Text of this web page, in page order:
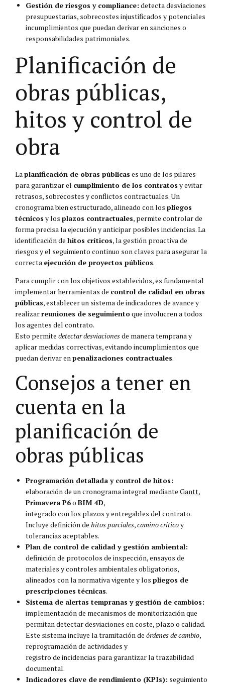
Gestión de riesgos y compliance: detecta desviaciones
presupuestarias, sobrecostes injustificados y potenciales
incumplimientos que puedan derivar en sanciones o
responsabilidades patrimoniales.
Planificación de
obras públicas,
hitos y control de
obra
Laplanificación de obras públicas es uno de los pilares
para garantizar el cumplimiento de los contratos y evitar
retrasos, sobrecostes y conflictos contractuales. Un
cronograma bien estructurado, alineado con los pliegos
técnicos y los plazos contractuales, permite controlar de
forma precisa la ejecución y anticipar posibles incidencias. La
identificación de hitos críticos, la gestión proactiva de
riesgos y el seguimiento continuo son claves para asegurar la
correcta ejecución de proyectos públicos.
Para cumplir con los objetivos establecidos, es fundamental
implementar herramientas de control de calidad en obras
públicas, establecer un sistema de indicadores de avance y
realizarreuniones de seguimientoque involucren a todos
los agentes del contrato.
Esto permite detectar desviacionesde manera temprana y
aplicar medidas correctivas, evitando incumplimientos que
puedan derivar enpenalizaciones contractuales.
Consejos a tener en
cuenta en la
planificación de
obras públicas
Programación detallada y control de hitos:
elaboración de un cronograma integral mediante Gantt,
Primavera P6o BIM 4D,
integrado con los plazos y entregables del contrato.
Incluye definición de hitos parciales,camino críticoy
tolerancias aceptables.
Plan de control de calidad y gestión ambiental:
definición de protocolos de inspección, ensayos de
materiales y controles ambientales obligatorios,
alineados con la normativa vigente y los pliegos de
prescripciones técnicas.
Sistema de alertas tempranas y gestión de cambios:
implementación de mecanismos de monitorización que
permitan detectar desviaciones en coste, plazo o calidad.
Este sistema incluye la tramitación de órdenes de cambio,
reprogramación de actividades y
registro de incidencias para garantizar la trazabilidad
documental.
Indicadores clave de rendimiento (KPIs): seguimiento